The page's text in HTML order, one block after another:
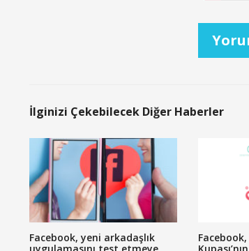
İlginizi Çekebilecek Diğer Haberler
Facebook, yeni arkadaşlık
Facebook,